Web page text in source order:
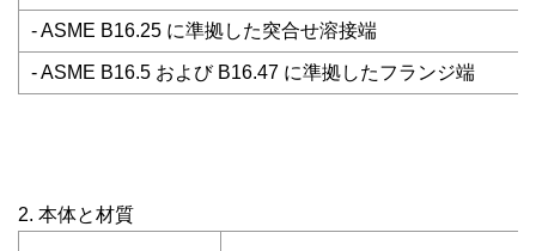
- ASME B16.25 に準拠した突合せ溶接端
- ASME B16.5 および B16.47 に準拠したフランジ端
2. 本体と材質